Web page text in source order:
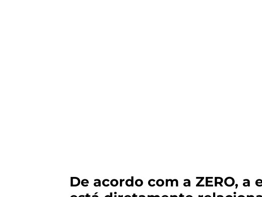
De acordo com a ZERO,